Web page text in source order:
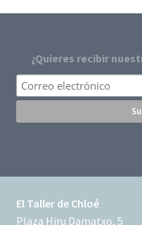
¿Quieres recibir
El Taller de Chloé
Plaza Hiru Damatxo, 5